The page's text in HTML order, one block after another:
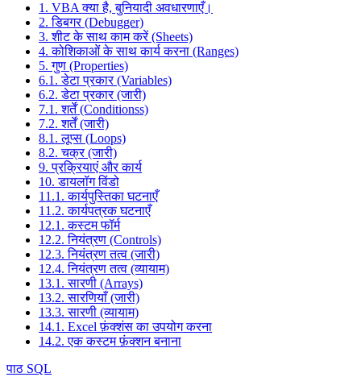
1. VBA क्या है, बुनियादी अवधारणाएँ।
2. डिबगर (Debugger)
3. शीट के साथ काम करें (Sheets)
4. कोशिकाओं के साथ कार्य करना (Ranges)
5. गुण (Properties)
6.1. डेटा प्रकार (Variables)
6.2. डेटा प्रकार (जारी)
7.1. शर्तें (Conditionss)
7.2. शर्तें (जारी)
8.1. लूप्स (Loops)
8.2. चक्र (जारी)
9. प्रक्रियाएं और कार्य
10. डायलॉग विंडो
11.1. कार्यपुस्तिका घटनाएँ
11.2. कार्यपत्रक घटनाएँ
12.1. कस्टम फॉर्म
12.2. नियंत्रण (Controls)
12.3. नियंत्रण तत्व (जारी)
12.4. नियंत्रण तत्व (व्यायाम)
13.1. सारणी (Arrays)
13.2. सारणियाँ (जारी)
13.3. सारणी (व्यायाम)
14.1. Excel फ़ंक्शंस का उपयोग करना
14.2. एक कस्टम फ़ंक्शन बनाना
पाठ SQL